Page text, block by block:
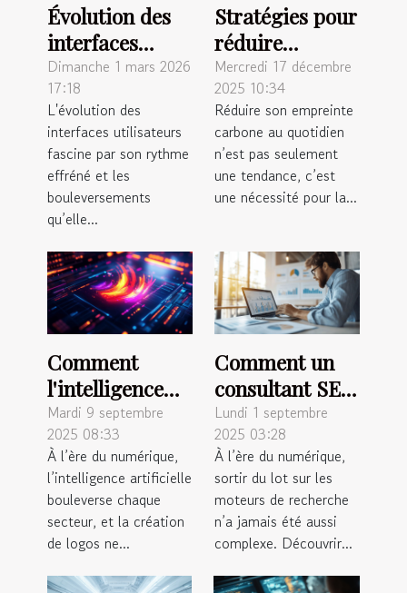
Évolution des
interfaces
utilisateurs :
tendances et
prédictions
Dimanche 1 mars 2026
17:18
L'évolution des
interfaces utilisateurs
fascine par son rythme
effréné et les
bouleversements
qu’elle...
Stratégies pour
réduire
l'empreinte
carbone au
quotidien ?
Mercredi 17 décembre
2025 10:34
Réduire son empreinte
carbone au quotidien
n’est pas seulement
une tendance, c’est
une nécessité pour la...
Comment
l'intelligence
artificielle
réinvente-t-
elle la création
de logos ?
Mardi 9 septembre
2025 08:33
À l’ère du numérique,
l’intelligence artificielle
bouleverse chaque
secteur, et la création
de logos ne...
Comment un
consultant SEO
peut
transformer
votre visibilité
en ligne ?
Lundi 1 septembre
2025 03:28
À l’ère du numérique,
sortir du lot sur les
moteurs de recherche
n’a jamais été aussi
complexe. Découvrir...